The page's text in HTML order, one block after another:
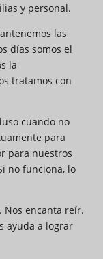
y personal.
las
días somos el
la
tratamos con
cuando no
para
para nuestros
no funciona, lo
Nos encanta reír.
ayuda a lograr